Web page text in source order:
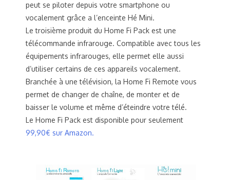
peut se piloter depuis votre smartphone ou
vocalement grâce a l’enceinte Hé Mini.
Le troisième produit du Home Fi Pack est une
télécommande infrarouge. Compatible avec tous les
équipements infrarouges, elle permet elle aussi
d’utiliser certains de ces appareils vocalement.
Branchée à une télévision, la Home Fi Remote vous
permet de changer de chaîne, de monter et de
baisser le volume et même d’éteindre votre télé.
Le Home Fi Pack est disponible pour seulement
99,90€ sur Amazon.